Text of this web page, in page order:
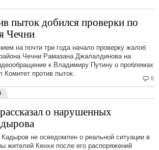
6
пыток добился проверки по
Чечни
на почти три года начало проверку жалоб
Чечни Рамазана Джалалдинова на
к Владимиру Путину о проблемах
против пыток.
о нарушенных
не осведомлен о реальной ситуации в
жителей Кенхи после его распоряжений